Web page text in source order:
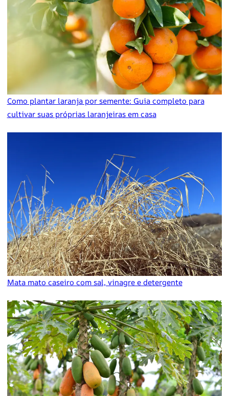
Como plantar laranja por semente: Guia completo para
cultivar suas próprias laranjeiras em casa
Mata mato caseiro com sal, vinagre e detergente